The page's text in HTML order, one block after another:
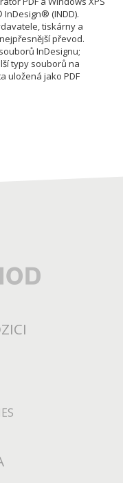
(INDD).
tiskárny a
převod.
InDesignu;
typy souborů na
uložená jako PDF